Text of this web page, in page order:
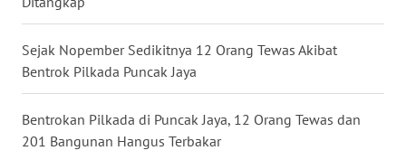
Sejak Nopember Sedikitnya 12 Orang Tewas Akibat
Bentrok Pilkada Puncak Jaya
Bentrokan Pilkada di Puncak Jaya, 12 Orang Tewas dan
201 Bangunan Hangus Terbakar
BALI
WN
KALBAR
WN
KALTENG